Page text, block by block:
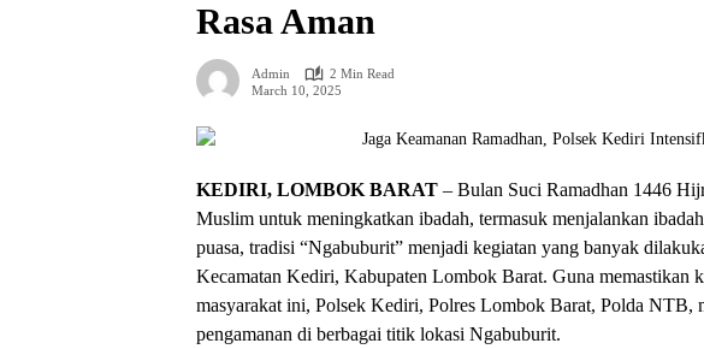
Rasa Aman
Admin
2 Min Read
March 10, 2025
KEDIRI, LOMBOK BARAT – Bulan Suci Ramadhan 1446
Muslim untuk meningkatkan ibadah, termasuk menjalankan
puasa, tradisi “Ngabuburit” menjadi kegiatan yang banyak
Kecamatan Kediri, Kabupaten Lombok Barat. Guna memastikan
masyarakat ini, Polsek Kediri, Polres Lombok Barat, Polda NTB,
pengamanan di berbagai titik lokasi Ngabuburit.